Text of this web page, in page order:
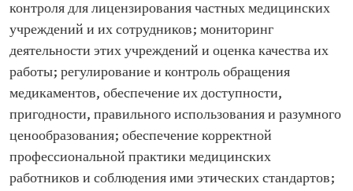
контроля для лицензирования частных медицинских
учреждений и их сотрудников; мониторинг
деятельности этих учреждений и оценка качества их
работы; регулирование и контроль обращения
медикаментов, обеспечение их доступности,
пригодности, правильного использования и разумного
ценообразования; обеспечение корректной
профессиональной практики медицинских
работников и соблюдения ими этических стандартов;